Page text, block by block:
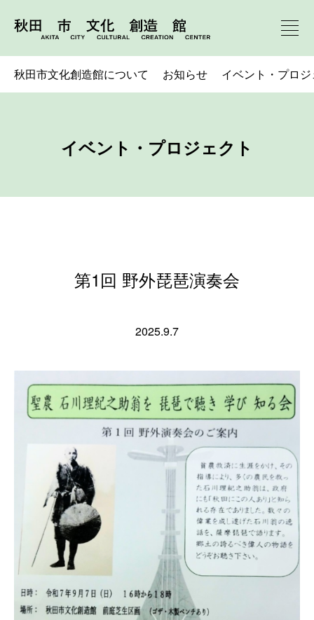
秋田市文化創造館について お知らせ イベント・プロ
イベント・プロジェクト
第1回 野外琵琶演奏会
2025.9.7